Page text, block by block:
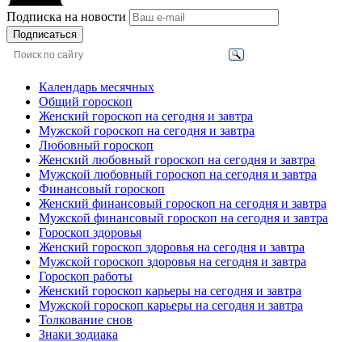
Подписка на новости
Подписаться
Календарь месячных
Общий гороскоп
Женский гороскоп на сегодня и завтра
Мужской гороскоп на сегодня и завтра
Любовный гороскоп
Женский любовный гороскоп на сегодня и завтра
Мужской любовный гороскоп на сегодня и завтра
Финансовый гороскоп
Женский финансовый гороскоп на сегодня и завтра
Мужской финансовый гороскоп на сегодня и завтра
Гороскоп здоровья
Женский гороскоп здоровья на сегодня и завтра
Мужской гороскоп здоровья на сегодня и завтра
Гороскоп работы
Женский гороскоп карьеры на сегодня и завтра
Мужской гороскоп карьеры на сегодня и завтра
Толкование снов
Знаки зодиака